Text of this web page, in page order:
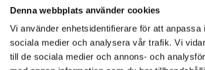
Denna webbplats använder cookies
Vi använder enhetsidentifierare för att
sociala medier och analysera vår trafik. Vi
till de sociala medier och annons- och